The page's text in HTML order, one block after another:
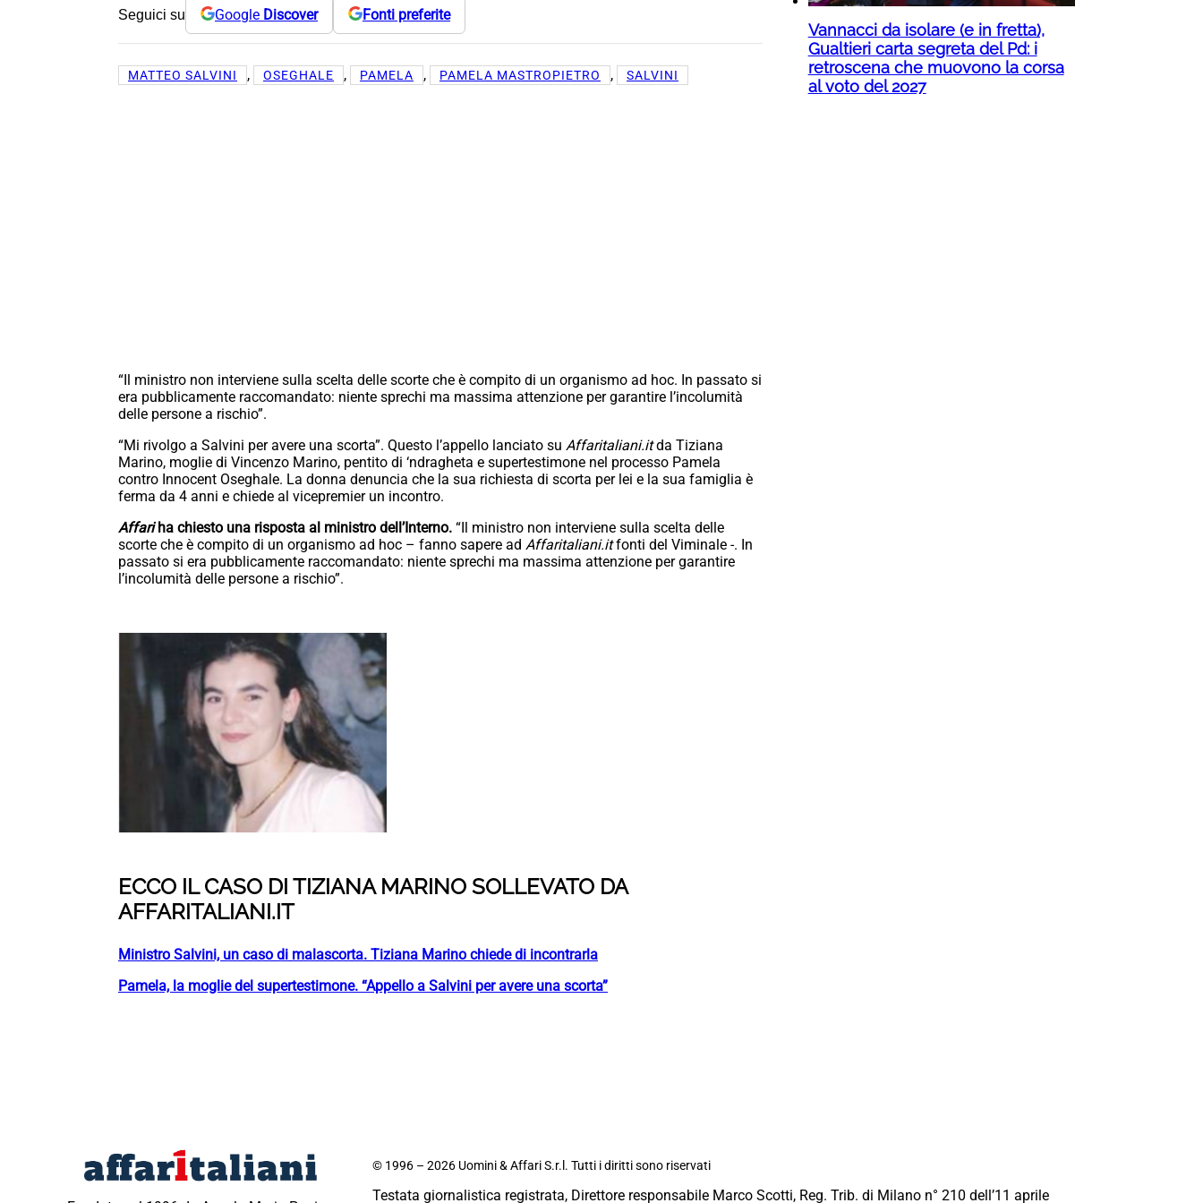
Seguici su Google Discover Fonti preferite
MATTEO SALVINI , OSEGHALE , PAMELA , PAMELA MASTROPIETRO , SALVINI
“Il ministro non interviene sulla scelta delle scorte che è compito di un organismo ad hoc. In passato si
era pubblicamente raccomandato: niente sprechi ma massima attenzione per garantire l’incolumità
delle persone a rischio”.
“Mi rivolgo a Salvini per avere una scorta”. Questo l’appello lanciato su Affaritaliani.itda Tiziana
Marino, moglie di Vincenzo Marino, pentito di ‘ndragheta e supertestimone nel processo Pamela
contro Innocent Oseghale. La donna denuncia che la sua richiesta di scorta per lei e la sua famiglia è
ferma da 4 anni e chiede al vicepremier un incontro.
Affariha chiesto una risposta al ministro dell’Interno. “Il ministro non interviene sulla scelta delle
scorte che è compito di un organismo ad hoc – fanno sapere ad Affaritaliani.itfonti del Viminale -. In
passato si era pubblicamente raccomandato: niente sprechi ma massima attenzione per garantire
l’incolumità delle persone a rischio”.
ECCO IL CASO DI TIZIANA MARINO SOLLEVATO DA
AFFARITALIANI.IT
Ministro Salvini, un caso di malascorta. Tiziana Marino chiede di incontrarla
Pamela, la moglie del supertestimone. “Appello a Salvini per avere una scorta”
Vannacci da isolare (e in fretta),
Gualtieri carta segreta del Pd: i
retroscena che muovono la corsa
al voto del 2027
© 1996 – 2026 Uomini & Affari S.r.l. Tutti i diritti sono riservati
Testata giornalistica registrata, Direttore responsabile Marco Scotti, Reg. Trib. di Milano n° 210 dell’11 aprile